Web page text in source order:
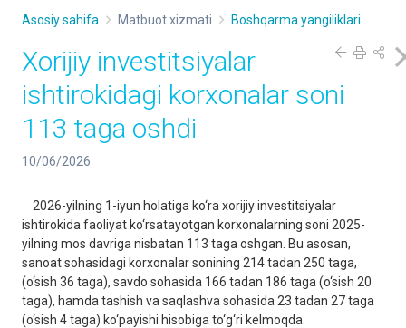
Asosiy sahifa Matbuot xizmati Boshqarma yangiliklari
Xorijiy investitsiyalar
ishtirokidagi korxonalar soni
113 taga oshdi
10/06/2026
2026-yilning 1-iyun holatiga ko‘ra хorijiy investitsiyalar
ishtirokida faoliyat ko‘rsatayotgan korxonalarning soni 2025-
yilning mos davriga nisbatan 113 taga oshgan. Bu asosan,
sanoat sohasidagi korxonalar sonining 214 tadan 250 taga,
(o‘sish 36 taga), savdo sohasida 166 tadan 186 taga (o‘sish 20
taga), hamda tashish va saqlashva sohasida 23 tadan 27 taga
(o‘sish 4 taga) ko‘payishi hisobiga to‘g‘ri kelmoqda.